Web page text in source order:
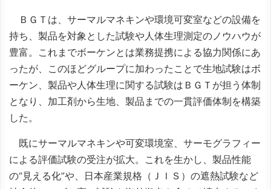
ＢＧＴは、サーマルマネキンや環境可変室などの設備を
持ち、製品を対象とした試験や人体生理測定のノウハウが
豊富。これまでボーケンとは業務提携による協力関係にあ
ったが、このほどグループに加わったことで生地試験はボ
ーケン、製品や人体生理に関する試験はＢＧＴが担う体制
となり、加工剤から生地、製品までの一貫評価体制を構築
した。
既にサーマルマネキンや可変環境室、サーモグラフィー
による評価試験の受注が拡大。これを生かし、製品性能
の“見える化”や、日本産業規格（ＪＩＳ）の遮熱試験など